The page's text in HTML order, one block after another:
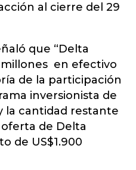
al cierre del 29
que “Delta
millones en efectivo
de la participación
inversionista de
la cantidad restante
oferta de Delta
de US$1.900